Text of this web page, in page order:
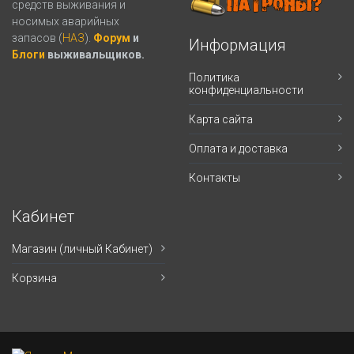
средств выживания и
носимых аварийных
запасов (НАЗ). Форум и
Блоги выживальщиков.
Информация
Политика
конфиденциальности
Карта сайта
Оплата и доставка
Контакты
Кабинет
Магазин (личный Кабинет)
Корзина